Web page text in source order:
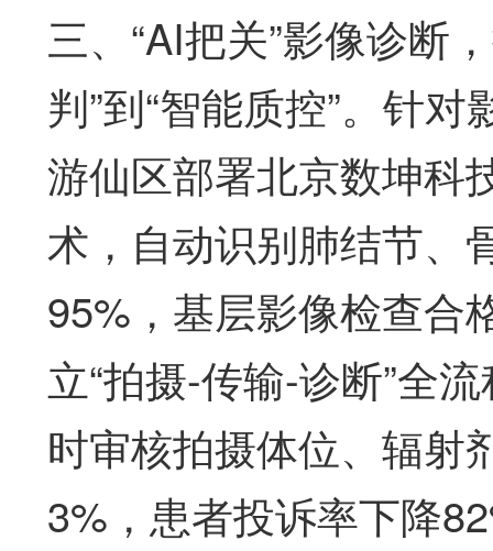
三、“AI把关”影像诊断
判”到“智能质控”。针
游仙区部署北京数坤科
术，自动识别肺结节、
95%，基层影像检查合
立“拍摄-传输-诊断”全
时审核拍摄体位、辐射
3%，患者投诉率下降